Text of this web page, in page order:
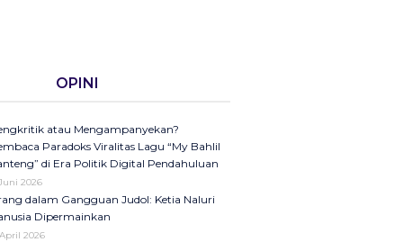
OPINI
atau Mengampanyekan?
Paradoks Viralitas Lagu “My Bahlil
di Era Politik Digital Pendahuluan
2026
dalam Gangguan Judol: Ketia Naluri
Dipermainkan
2026